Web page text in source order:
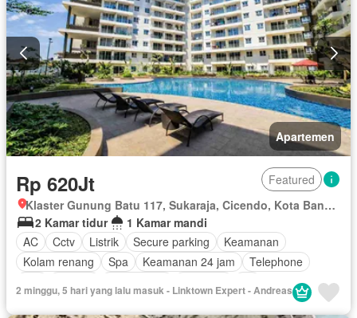
Panggang
Taman atap Kabel video
Halaman
Berperabot lengkap
Apartemen
Rp 620Jt
Featured
Klaster Gunung Batu 117, Sukaraja, Cicendo, Kota Bandung, Jawa Barat
2 Kamar tidur
1 Kamar mandi
AC
Cctv Listrik Secure parking
Keamanan
Kolam renang
Spa Keamanan 24 jam
Telephone
Sebagian perabotan
2 minggu, 5 hari yang lalu masuk - Linktown Expert - Andreas